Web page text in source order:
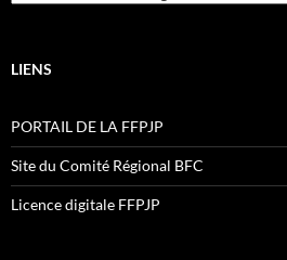
LIENS
PORTAIL DE LA FFPJP
Site du Comité Régional BFC
Licence digitale FFPJP